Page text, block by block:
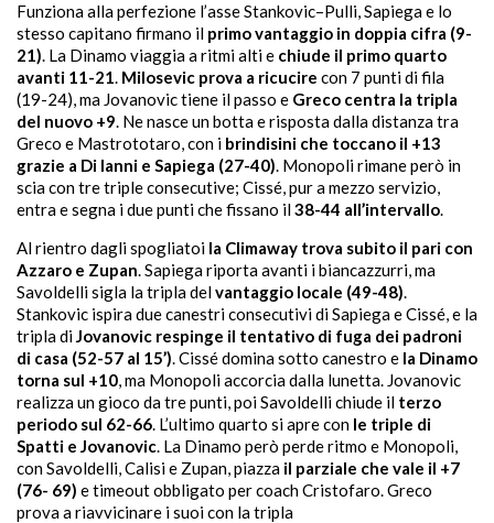
Funziona alla perfezione l’asse Stankovic–Pulli, Sapiega e lo
stesso capitano firmano il primo vantaggio in doppia cifra (9-
21). La Dinamo viaggia a ritmi alti e chiude il primo quarto
avanti 11-21. Milosevic prova a ricucire con 7 punti di fila
(19-24), ma Jovanovic tiene il passo e Greco centra la tripla
del nuovo +9. Ne nasce un botta e risposta dalla distanza tra
Greco e Mastrototaro, con i brindisini che toccano il +13
grazie a Di Ianni e Sapiega (27-40). Monopoli rimane però in
scia con tre triple consecutive; Cissé, pur a mezzo servizio,
entra e segna i due punti che fissano il38-44 all’intervallo.
Al rientro dagli spogliatoi la Climaway trova subito il pari con
Azzaro e Zupan. Sapiega riporta avanti i biancazzurri, ma
Savoldelli sigla la tripla delvantaggio locale (49-48).
Stankovic ispira due canestri consecutivi di Sapiega e Cissé, e la
tripla diJovanovic respinge il tentativo di fuga dei padroni
di casa (52-57 al 15’). Cissé domina sotto canestro e la Dinamo
torna sul +10, ma Monopoli accorcia dalla lunetta. Jovanovic
realizza un gioco da tre punti, poi Savoldelli chiude il terzo
periodo sul 62-66. L’ultimo quarto si apre con le triple di
Spatti e Jovanovic. La Dinamo però perde ritmo e Monopoli,
con Savoldelli, Calisi e Zupan, piazza il parziale che vale il +7
(76- 69) e timeout obbligato per coach Cristofaro. Greco
prova a riavvicinare i suoi con la tripla